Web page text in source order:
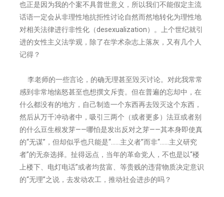
也正是因为我的个案不具普世意义，所以我们不能假定主流
话语一定会从非理性地抗拒性讨论自然而然地转化为理性地
对相关法律进行非性化（desexualization）。上个世纪就引
进的女性主义法学观，除了在学术杂志上落灰，又有几个人
记得？
李老师的一些言论，的确无理甚至毁灭讨论。对此我常常
感到非常地恼怒甚至也想撰文斥责。但在普遍的忘却中，在
什么都没有的地方，自己制造一个东西再去毁灭这个东西，
然后从万千冲动者中，吸引三两个（或者更多）法豆或者别
的什么豆生根发芽——哪怕是发出反对之芽——其本身即使真
的“无谋”，但却似乎也只能是“……主义者”而非“……主义研究
者”的无奈选择。扯得远点，当年的革命党人，不也是以“楼
上楼下、电灯电话”或者均贫富、等贵贱的违背物质决定意识
的“无理”之说，去发动农工，推动社会进步的吗？